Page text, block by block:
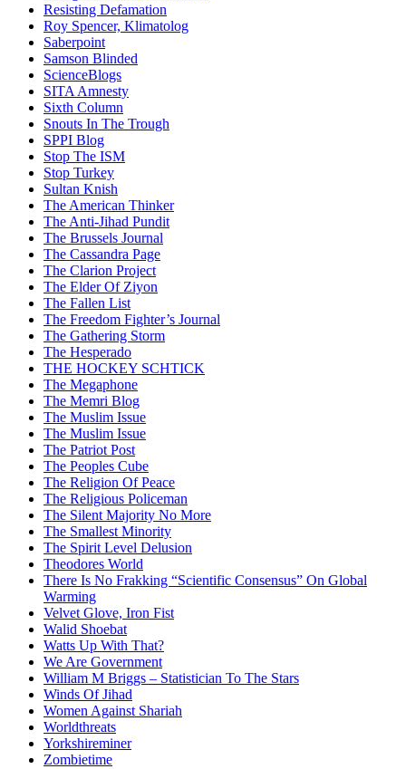
Resisting Defamation
Roy Spencer, Klimatolog
Saberpoint
Samson Blinded
ScienceBlogs
SITA Amnesty
Sixth Column
Snouts In The Trough
SPPI Blog
Stop The ISM
Stop Turkey
Sultan Knish
The American Thinker
The Anti-Jihad Pundit
The Brussels Journal
The Cassandra Page
The Clarion Project
The Elder Of Ziyon
The Fallen List
The Freedom Fighter’s Journal
The Gathering Storm
The Hesperado
THE HOCKEY SCHTICK
The Megaphone
The Memri Blog
The Muslim Issue
The Muslim Issue
The Patriot Post
The Peoples Cube
The Religion Of Peace
The Religious Policeman
The Silent Majority No More
The Smallest Minority
The Spirit Level Delusion
Theodores World
There Is No Frakking “Scientific Consensus” On Global
Warming
Velvet Glove, Iron Fist
Walid Shoebat
Watts Up With That?
We Are Government
William M Briggs – Statistician To The Stars
Winds Of Jihad
Women Against Shariah
Worldthreats
Yorkshireminer
Zombietime